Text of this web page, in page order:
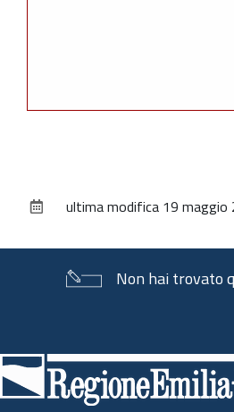
documentoultima modifica 19 maggio
Non hai trovato
di
pagina